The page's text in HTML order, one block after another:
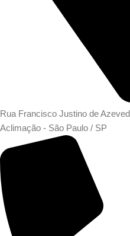
Rua Francisco Justino de
Aclimação - São Paulo / SP